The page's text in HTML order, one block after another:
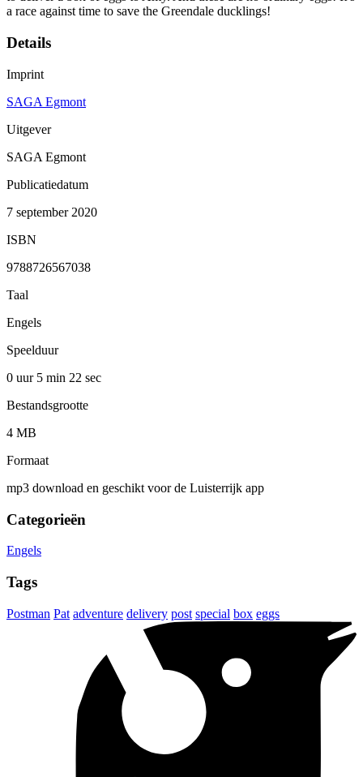
a race against time to save the Greendale ducklings!
Details
Imprint
SAGA Egmont
Uitgever
SAGA Egmont
Publicatiedatum
7 september 2020
ISBN
9788726567038
Taal
Engels
Speelduur
0 uur 5 min 22 sec
Bestandsgrootte
4 MB
Formaat
mp3 download en geschikt voor de Luisterrijk app
Categorieën
Engels
Tags
Postman Pat adventure delivery post special box eggs